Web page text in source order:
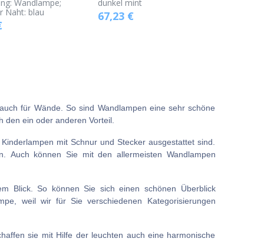
Wandlampe;
Naht: blau
dunkel mint
67,23 €
für Wände. So sind Wandlampen eine sehr schöne
den ein oder anderen Vorteil.
mit Schnur und Stecker ausgestattet sind.
Auch können Sie mit den allermeisten Wandlampen
Blick. So können Sie sich einen schönen Überblick
weil wir für Sie verschiedenen Kategorisierungen
sie mit Hilfe der leuchten auch eine harmonische